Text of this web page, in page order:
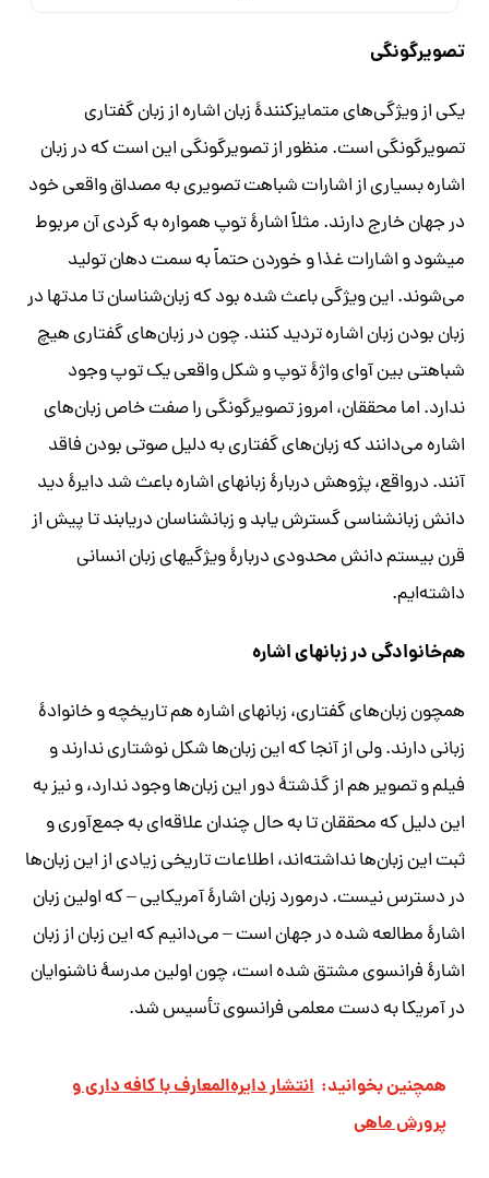
تصویرگونگی
یکی از ویژگی‌های متمایزکنندۀ زبان اشاره از زبان گفتاری
تصویرگونگی است. منظور از تصویرگونگی این است که در زبان‏
اشاره بسیاری از اشارات شباهت تصویری به مصداق واقعی خود
در جهان خارج دارند. مثلاً اشارۀتوپهمواره به گردی آن مربوط
می
‎شود و اشاراتغذاوخوردنحتماً به سمت دهان تولید
می‌‏شوند. این ویژگی باعث شده بود که زبانشناسان تا مدت‎ها در
زبان بودن زبان اشاره تردید کنند. چون در زبان‌‏های گفتاری هیچ
شباهتی بین آوای واژۀتوپو شکل واقعی یک توپ وجود
ندارد. اما محققان، امروز تصویرگونگی را صفت خاص زبان‏‌های
اشاره می‌‏دانند که زبان‏‌های گفتاری به دلیل صوتی بودن فاقد
آنند. درواقع، پژوهش دربارۀ زبانهای اشاره باعث شد دایرۀ دید
دانش زبانشناسی گسترش یابد و زبانشناسان دریابند تا پیش از
قرن بیستم دانش محدودی دربارۀ ویژگیهای زبان انسانی
داشته‌ایم.
هم‏‌خانوادگی در زبان
‎های اشاره
همچون زبان‌‏های گفتاری، زبان‎های اشاره هم تاریخچه و خانوادۀ
زبانی دارند. ولی از آنجا که این زبان‏‌ها شکل نوشتاری ندارند و
فیلم و تصویر هم از گذشتۀ دوراین زبان‏‌ها وجود ندارد، و نیز به
این دلیل که محققان تا به حال چندان علاقه‌ایبه جمع‌آوری و
ثبت این زبان‌‏ها نداشته‌اند، اطلاعات تاریخی زیادی از این زبان‏‌ها
در دسترس نیست. درمورد زبان اشارۀ آمریکایی–که اولین زبان
اشارۀ مطالعه شده در جهان است – می‌‏دانیم که این زبان از زبان
اشارۀ فرانسوی مشتق شده است، چون اولین مدرسۀ ناشنوایان
در آمریکا به دست معلمی فرانسوی تأسیس شد.
همچنین بخوانید: انتشار دایره‌المعارف با کافه داری و
پرورش ماهی